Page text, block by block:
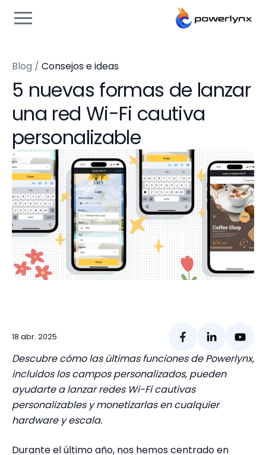
Blog / Consejos e ideas
5 nuevas formas de lanzar
una red Wi-Fi cautiva
personalizable
18 abr. 2025
Descubre cómo las últimas funciones de Powerlynx,
incluidos los campos personalizados, pueden
ayudarte a lanzar redes Wi-Fi cautivas
personalizables y monetizarlas en cualquier
hardware y escala.
Durante el último año, nos hemos centrado en